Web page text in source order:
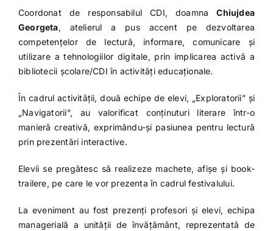
Coordonat de responsabilul CDI, doamnaChiujdea
Georgeta, atelierul a pus accent pe dezvoltarea
competențelor de lectură, informare, comunicare și
utilizare a tehnologiilor digitale, prin implicarea activă a
bibliotecii școlare/CDI în activități educaționale.
În cadrul activității, două echipe de elevi, „Exploratorii” și
„Navigatorii”, au valorificat conținuturi literare într-o
manieră creativă, exprimându-și pasiunea pentru lectură
prin prezentări interactive.
Elevii se pregătesc să realizeze machete, afișe și book-
trailere, pe care le vor prezenta în cadrul festivalului.
La eveniment au fost prezenți profesori și elevi, echipa
managerială a unității de învățământ, reprezentată de